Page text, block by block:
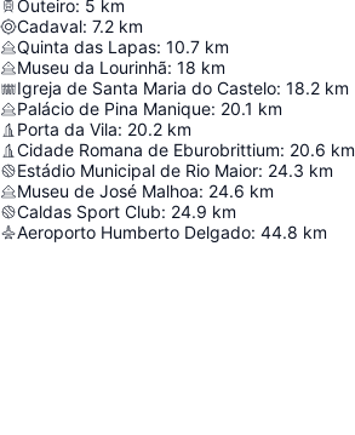
Outeiro: 5 km
Cadaval: 7.2 km
Quinta das Lapas: 10.7 km
Museu da Lourinhã: 18 km
Igreja de Santa Maria do Castelo: 18.2 km
Palácio de Pina Manique: 20.1 km
Porta da Vila: 20.2 km
Cidade Romana de Eburobrittium: 20.6 km
Estádio Municipal de Rio Maior: 24.3 km
Museu de José Malhoa: 24.6 km
Caldas Sport Club: 24.9 km
Aeroporto Humberto Delgado: 44.8 km